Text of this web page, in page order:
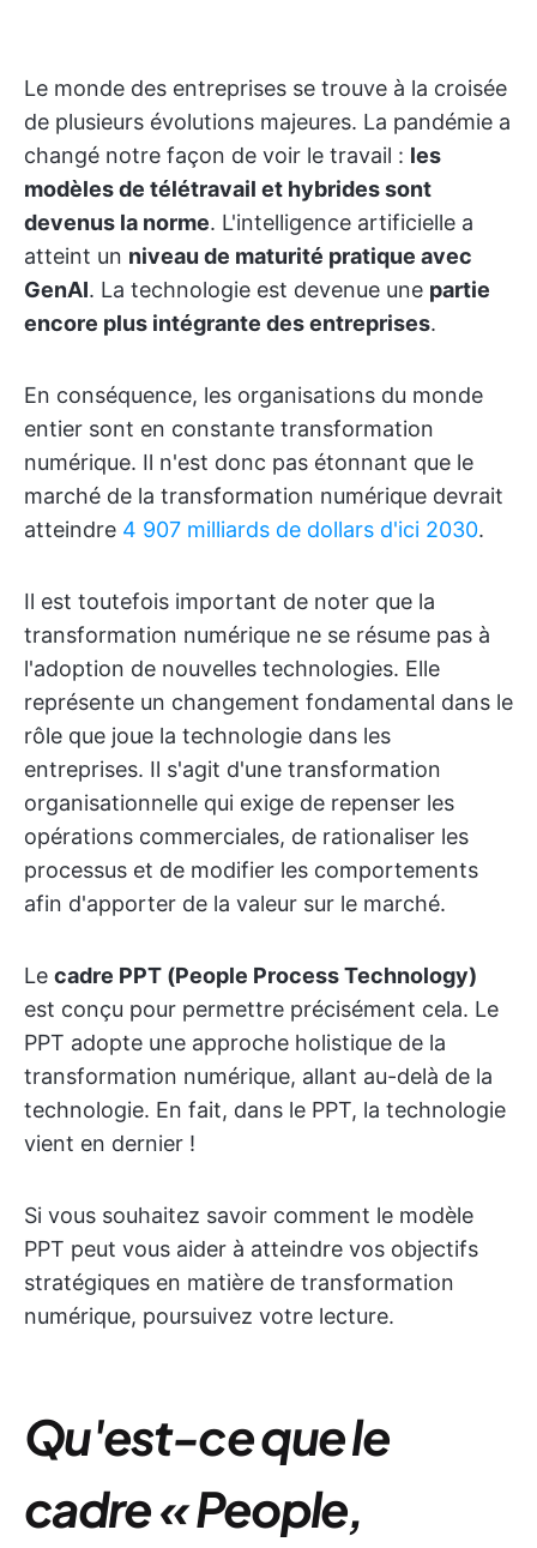
Le monde des entreprises se trouve à la croisée
de plusieurs évolutions majeures. La pandémie a
changé notre façon de voir le travail : les
modèles de télétravail et hybrides sont
devenus la norme. L'intelligence artificielle a
atteint un niveau de maturité pratique avec
GenAI. La technologie est devenue une partie
encore plus intégrante des entreprises.
En conséquence, les organisations du monde
entier sont en constante transformation
numérique. Il n'est donc pas étonnant que le
marché de la transformation numérique devrait
atteindre 4 907 milliards de dollars d'ici 2030.
Il est toutefois important de noter que la
transformation numérique ne se résume pas à
l'adoption de nouvelles technologies. Elle
représente un changement fondamental dans le
rôle que joue la technologie dans les
entreprises. Il s'agit d'une transformation
organisationnelle qui exige de repenser les
opérations commerciales, de rationaliser les
processus et de modifier les comportements
afin d'apporter de la valeur sur le marché.
Le cadre PPT (People Process Technology)
est conçu pour permettre précisément cela. Le
PPT adopte une approche holistique de la
transformation numérique, allant au-delà de la
technologie. En fait, dans le PPT, la technologie
vient en dernier !
Si vous souhaitez savoir comment le modèle
PPT peut vous aider à atteindre vos objectifs
stratégiques en matière de transformation
numérique, poursuivez votre lecture.
Qu'est-ce que le
cadre « People,